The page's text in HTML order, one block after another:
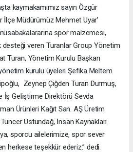
kaymakamımız sayın Özgür
İlçe Müdürümüz Mehmet Uyar’
spor malzemesi,
veren Turanlar Group Yönetim
Turan, Yönetim Kurulu Başkan
yönetim kurulu üyeleri Şefika Meltem
Zeynep Çiğden Turan Durmuş,
İş Geliştirme Direktörü Sevda
Ürünleri Kağıt San. AŞ Üretim
Tuncer Üstündağ, İnsan Kaynakları
sporcu ailelerimize, spor sever
herkese teşekkür ederiz.” dedi.